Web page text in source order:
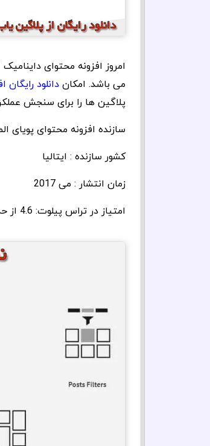
امروز افزونه محتوای
می باشد. امکان دانلود رایگان
پلاگین ها را برای سنجش
سازنده افزونه محتوای پویای
کشور سازنده : ایتالیا
زمان انتشار : می 2017
امتیاز در تراس پیلوت: 4.6 از حدود 200 رای